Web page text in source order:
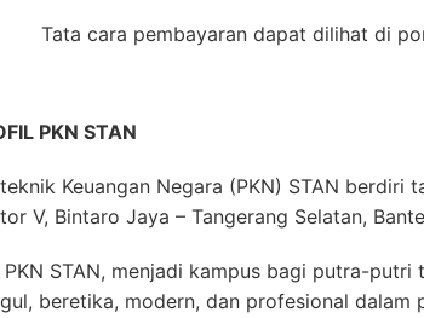
Tata cara pembayaran dapat dilihat di
PKN STAN
Keuangan Negara (PKN) STAN berdiri
V, Bintaro Jaya – Tangerang Selatan,
PKN STAN, menjadi kampus bagi putra-
beretika, modern, dan profesional dalam